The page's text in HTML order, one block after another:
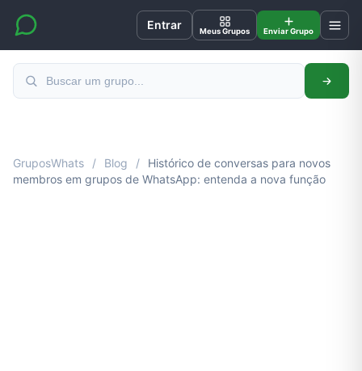
Entrar Meus Grupos Enviar Grupo
GruposWhats / Blog /
Histórico de conversas para novos
membros em grupos de WhatsApp: entenda a nova função